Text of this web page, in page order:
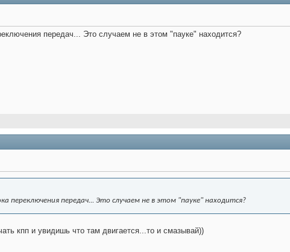
передач... Это случаем не в этом "пауке" находится?
переключения передач... Это случаем не в этом "пауке" находится?
кпп и увидишь что там двигается...то и смазывай))